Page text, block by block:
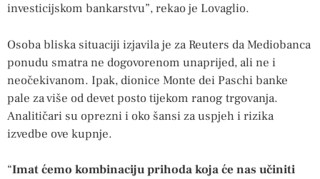
investicijskom bankarstvu”, rekao je Lovaglio.
Osoba bliska situaciji izjavila je za Reuters da Mediobanca
ponudu smatra ne dogovorenom unaprijed, ali ne i
neočekivanom. Ipak, dionice Monte dei Paschi banke
pale za više od devet posto tijekom ranog trgovanja.
Analitičari su oprezni i oko šansi za uspjeh i rizika
izvedbe ove kupnje.
“Imat ćemo kombinaciju prihoda koja će nas učiniti